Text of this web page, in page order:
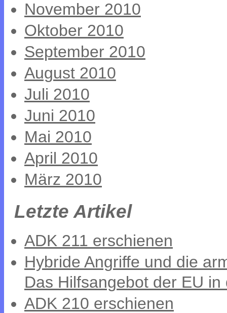
November 2010
Oktober 2010
September 2010
August 2010
Juli 2010
Juni 2010
Mai 2010
April 2010
März 2010
Letzte Artikel
ADK 211 erschienen
Hybride Angriffe und die
Das Hilfsangebot der EU
ADK 210 erschienen